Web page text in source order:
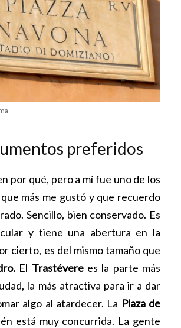
preferidos
por qué, pero a mí fue uno de los
más me gustó y que recuerdo
Sencillo, bien conservado. Es
y tiene una abertura en la
cierto, es del mismo tamaño que
El Trastéverees la parte más
la más atractiva para ir a dar
algo al atardecer. La Plaza de
está muy concurrida. La gente